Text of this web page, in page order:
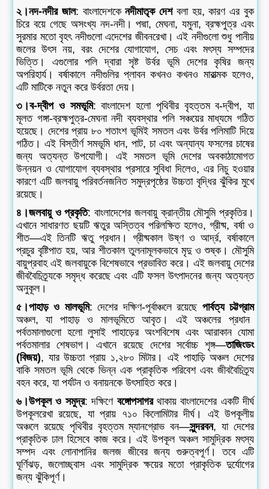
২।নদ-নদীর জাল: বাংলাদেশকেনদীমাতৃক দেশবলা হয়, কারণ এর বুক
চিরে বয়ে গেছে অসংখ্য নদ-নদী। পদ্মা, মেঘনা, যমুনা, ব্রহ্মপুত্র এবং
সুরমার মতো বৃহৎ নদীগুলো এদেশের জীবনরেখা। এই নদীগুলো শুধু পানীয়
জলের উৎস নয়, বরং দেশের যোগাযোগ, সেচ এবং মৎস্য সম্পদের
ভিত্তি। এগুলোর পলি দ্বারা সৃষ্ট উর্বর ভূমি দেশের কৃষির জন্য
অপরিহার্য। বর্ষাকালে নদীগুলির প্লাবন কখনও কখনও মারাত্মক হলেও,
এটি মাটিকে নতুন করে উর্বরতা দেয়।
৩।ব-দ্বীপ ও সমভূমি: বাংলাদেশ হলো পৃথিবীর বৃহত্তম ব-দ্বীপ, যা
মূলত গঙ্গা-ব্রহ্মপুত্র-মেঘনা নদী ব্যবস্থার পলি সঞ্চয়ের মাধ্যমে গঠিত
হয়েছে। দেশের প্রায় ৮০ শতাংশ ভূমিই সমতল এবং উর্বর পলিমাটি দিয়ে
গঠিত। এই বিস্তীর্ণ সমভূমি ধান, পাট, চা এবং অন্যান্য ফসলের চাষের
জন্য অত্যন্ত উপযোগী। এই সমতল ভূমি দেশের অবকাঠামোগত
উন্নয়ন ও যোগাযোগ ব্যবস্থার প্রসারে সুবিধা দিলেও, এর নিচু হওয়ার
কারণে এটি জলবায়ু পরিবর্তনজনিত সমুদ্রপৃষ্ঠের উচ্চতা বৃদ্ধির ঝুঁকির মুখে
রয়েছে।
৪।জলবায়ু ও প্রকৃতি: বাংলাদেশের জলবায়ু ক্রান্তীয় মৌসুমি প্রকৃতির।
এখানে সাধারণত ছয়টি ঋতুর অস্তিত্ব পরিলক্ষিত হলেও, গ্রীষ্ম, বর্ষা ও
শীত—এই তিনটি ঋতু প্রধান। গ্রীষ্মকাল উষ্ণ ও আর্দ্র, বর্ষাকালে
প্রচুর বৃষ্টিপাত হয়, আর শীতকাল তুলনামূলকভাবে মৃদু ও শুষ্ক। মৌসুমি
বায়ুপ্রবাহ এই জলবায়ুকে বিশেষভাবে প্রভাবিত করে। এই জলবায়ু দেশের
জীববৈচিত্র্যকে সমৃদ্ধ করেছে এবং এটি ফসল উৎপাদনের জন্য অত্যন্ত
অনুকূল।
৫।পাহাড় ও মালভূমি: দেশের দক্ষিণ-পূর্বাঞ্চলে রয়েছে পার্বত্য চট্টগ্রাম
অঞ্চল, যা পাহাড় ও মালভূমিতে আবৃত। এই অঞ্চলের প্রধান
পর্বতমালাগুলো হলো লুসাই পাহাড়ের অংশবিশেষ এবং আরাকান যোমা
পর্বতমালার শেষভাগ। এখানে রয়েছে দেশের সর্বোচ্চ শৃঙ্গ—তাজিংডং
(বিজয়), যার উচ্চতা প্রায় ১,২৮০ মিটার। এই পাহাড়ি অঞ্চল দেশের
বাকি সমতল ভূমি থেকে ভিন্ন এক প্রাকৃতিক পরিবেশ এবং জীববৈচিত্র্য
বহন করে, যা পর্যটন ও বনায়নকে উৎসাহিত করে।
৬।উপকূল ও সমুদ্র: দক্ষিণে বঙ্গোপসাগরথাকায় বাংলাদেশের একটি দীর্ঘ
উপকূলরেখা রয়েছে, যা প্রায় ৭১০ কিলোমিটার দীর্ঘ। এই উপকূলীয়
অঞ্চলে রয়েছে পৃথিবীর বৃহত্তম ম্যানগ্রোভ বন—সুন্দরবন, যা দেশের
প্রাকৃতিক ঢাল হিসেবে কাজ করে। এই উপকূল অঞ্চল সামুদ্রিক মৎস্য
সম্পদ এবং লোনাপানির জলজ জীবের জন্য গুরুত্বপূর্ণ। তবে এটি
ঘূর্ণিঝড়, জলোচ্ছ্বাস এবং সামুদ্রিক ক্ষয়ের মতো প্রাকৃতিক দুর্যোগের
জন্য ঝুঁকিপূর্ণ।